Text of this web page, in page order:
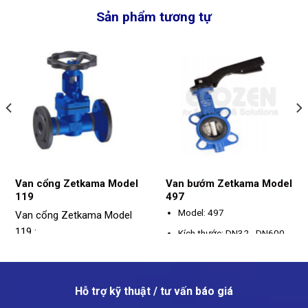
Sản phẩm tương tự
Van cổng Zetkama Model
119
Van cổng Zetkama Model
119 :
Kích thước: DN15 - DN50
Van bướm Zetkama Model
497
Model: 497
Kích thước: DN32 - DN600
Nhiệt độ tối đa: 110°C
Hỗ trợ kỹ thuật / tư vấn báo giá